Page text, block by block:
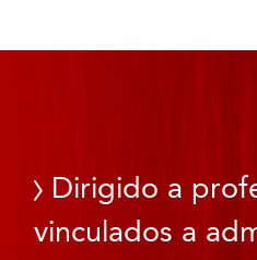
Dirigido a
vinculados a